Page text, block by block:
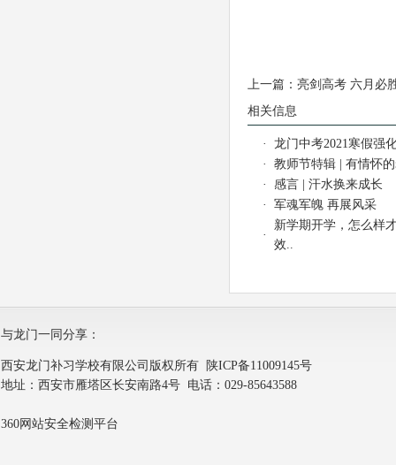
上一篇： 亮剑高考 六月必
相关信息
·
龙门中考2021寒假强
·
教师节特辑 | 有情怀
·
感言 | 汗水换来成长
·
军魂军魄 再展风采
·
新学期开学，怎么样
效..
与龙门一同分享：
西安龙门补习学校有限公司版权所有
陕ICP备11009145号
地址：西安市雁塔区长安南路4号 电话：029-85643588
360网站安全检测平台